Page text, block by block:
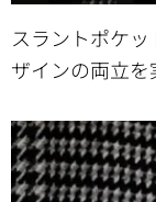
スラントポケ
ザインの両立を